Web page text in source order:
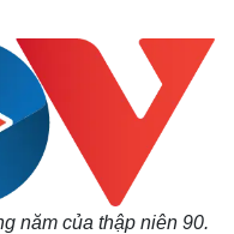
năm của thập niên 90.